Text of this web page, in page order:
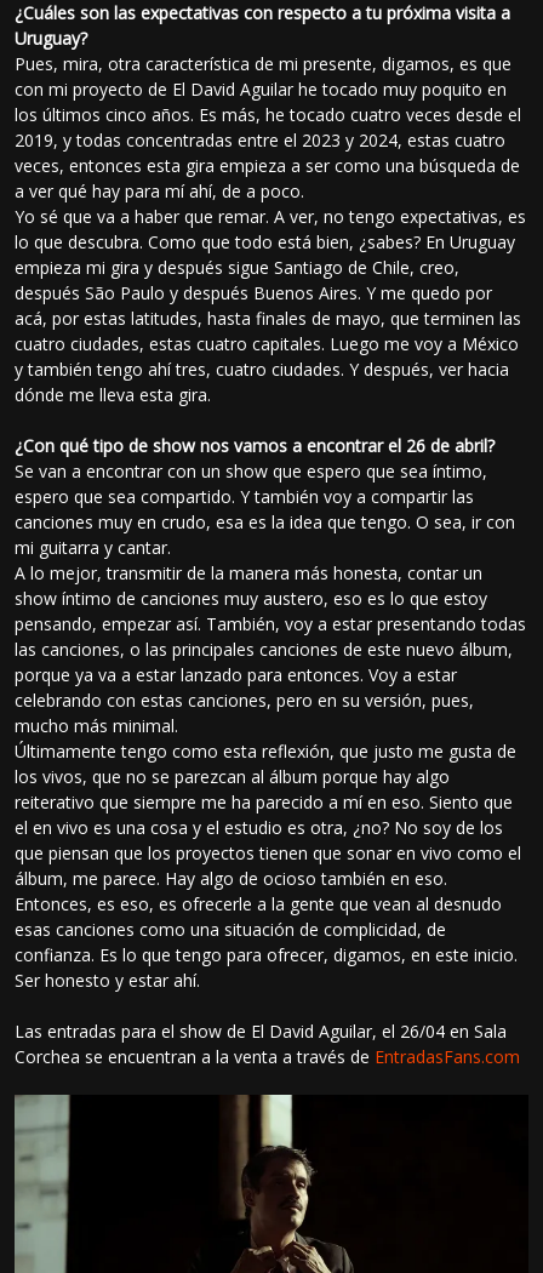
¿Cuáles son las expectativas con respecto a tu próxima visita a
Uruguay?
Pues, mira, otra característica de mi presente, digamos, es que
con mi proyecto de El David Aguilar he tocado muy poquito en
los últimos cinco años. Es más, he tocado cuatro veces desde el
2019, y todas concentradas entre el 2023 y 2024, estas cuatro
veces, entonces esta gira empieza a ser como una búsqueda de
a ver qué hay para mí ahí, de a poco.
Yo sé que va a haber que remar. A ver, no tengo expectativas, es
lo que descubra. Como que todo está bien, ¿sabes? En Uruguay
empieza mi gira y después sigue Santiago de Chile, creo,
después São Paulo y después Buenos Aires. Y me quedo por
acá, por estas latitudes, hasta finales de mayo, que terminen las
cuatro ciudades, estas cuatro capitales. Luego me voy a México
y también tengo ahí tres, cuatro ciudades. Y después, ver hacia
dónde me lleva esta gira.
¿Con qué tipo de show nos vamos a encontrar el 26 de abril?
Se van a encontrar con un show que espero que sea íntimo,
espero que sea compartido. Y también voy a compartir las
canciones muy en crudo, esa es la idea que tengo. O sea, ir con
mi guitarra y cantar.
A lo mejor, transmitir de la manera más honesta, contar un
show íntimo de canciones muy austero, eso es lo que estoy
pensando, empezar así. También, voy a estar presentando todas
las canciones, o las principales canciones de este nuevo álbum,
porque ya va a estar lanzado para entonces. Voy a estar
celebrando con estas canciones, pero en su versión, pues,
mucho más minimal.
Últimamente tengo como esta reflexión, que justo me gusta de
los vivos, que no se parezcan al álbum porque hay algo
reiterativo que siempre me ha parecido a mí en eso. Siento que
el en vivo es una cosa y el estudio es otra, ¿no? No soy de los
que piensan que los proyectos tienen que sonar en vivo como el
álbum, me parece. Hay algo de ocioso también en eso.
Entonces, es eso, es ofrecerle a la gente que vean al desnudo
esas canciones como una situación de complicidad, de
confianza. Es lo que tengo para ofrecer, digamos, en este inicio.
Ser honesto y estar ahí.
Las entradas para el show de El David Aguilar, el 26/04 en Sala
Corchea se encuentran a la venta a través de EntradasFans.com